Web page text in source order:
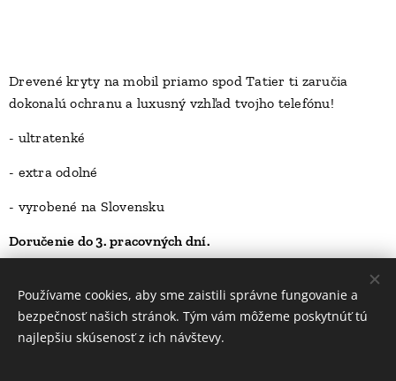
Drevené kryty na mobil priamo spod Tatier ti zaručia
dokonalú ochranu a luxusný vzhľad tvojho telefónu!
- ultratenké
- extra odolné
- vyrobené na Slovensku
Doručenie do 3. pracovných dní.
23,00Kč
Používame cookies, aby sme zaistili správne fungovanie a
bezpečnosť našich stránok. Tým vám môžeme poskytnúť tú
najlepšiu skúsenosť z ich návštevy.